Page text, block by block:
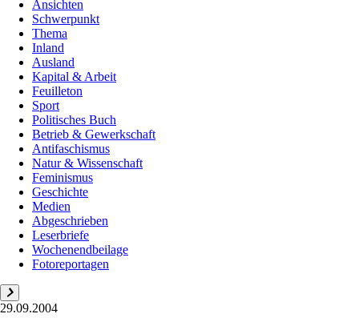
Ansichten
Schwerpunkt
Thema
Inland
Ausland
Kapital & Arbeit
Feuilleton
Sport
Politisches Buch
Betrieb & Gewerkschaft
Antifaschismus
Natur & Wissenschaft
Feminismus
Geschichte
Medien
Abgeschrieben
Leserbriefe
Wochenendbeilage
Fotoreportagen
29.09.2004